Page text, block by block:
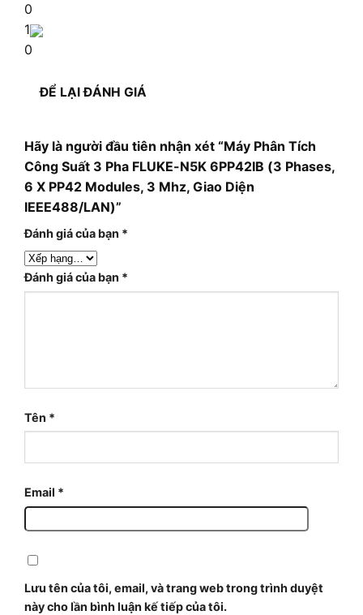
0
1
0
ĐỂ LẠI ĐÁNH GIÁ
Hãy là người đầu tiên nhận xét “Máy Phân Tích
Công Suất 3 Pha FLUKE-N5K 6PP42IB (3 Phases,
6 X PP42 Modules, 3 Mhz, Giao Diện
IEEE488/LAN)”
Đánh giá của bạn *
Đánh giá của bạn *
Tên *
Email *
Lưu tên của tôi, email, và trang web trong trình duyệt
này cho lần bình luận kế tiếp của tôi.